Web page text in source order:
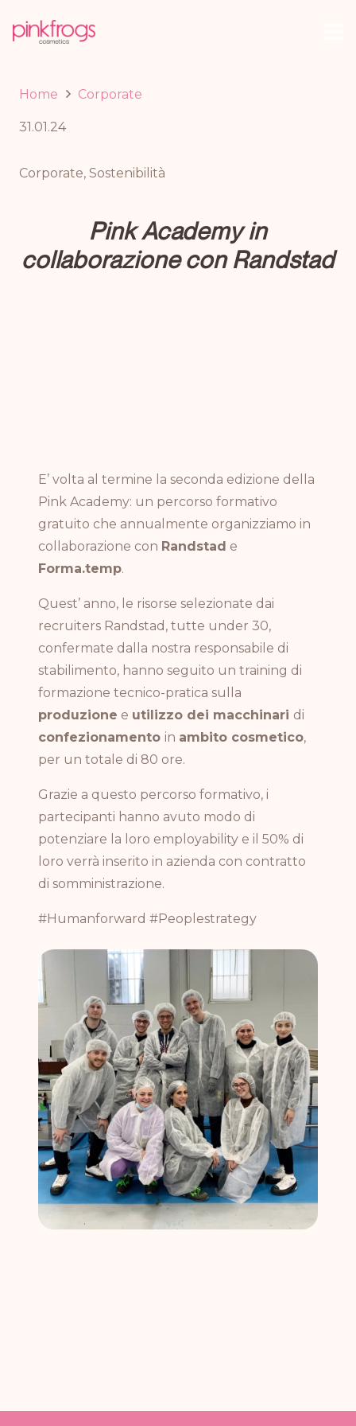
Home Corporate
31.01.24
Corporate, Sostenibilità
Pink Academy in
collaborazione con Randstad
E’ volta al termine la seconda edizione della
Pink Academy: un percorso formativo
gratuito che annualmente organizziamo in
collaborazione con Randstad e
Forma.temp.
Quest’ anno, le risorse selezionate dai
recruiters Randstad, tutte under 30,
confermate dalla nostra responsabile di
stabilimento, hanno seguito un training di
formazione tecnico-pratica sulla
produzione e utilizzo dei macchinari di
confezionamento in ambito cosmetico,
per un totale di 80 ore.
Grazie a questo percorso formativo, i
partecipanti hanno avuto modo di
potenziare la loro employability e il 50% di
loro verrà inserito in azienda con contratto
di somministrazione.
#Humanforward #Peoplestrategy